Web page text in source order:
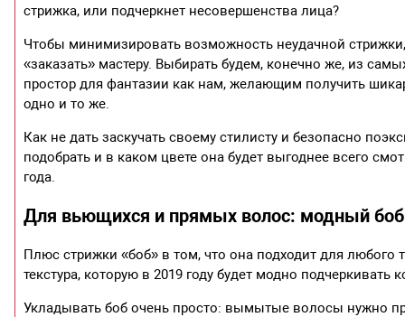
стрижка, или подчеркнет несовершенства лица?
Чтобы минимизировать возможность неудачной
«заказать» мастеру. Выбирать будем, конечно же, из
простор для фантазии как нам, желающим получить
одно и то же.
Как не дать заскучать своему стилисту и безопасно
подобрать и в каком цвете она будет выгоднее всего
года.
Для вьющихся и прямых волос: модный боб
Плюс стрижки «боб» в том, что она подходит для любого
текстура, которую в 2019 году будет модно
Укладывать боб очень просто: вымытые волосы нужно